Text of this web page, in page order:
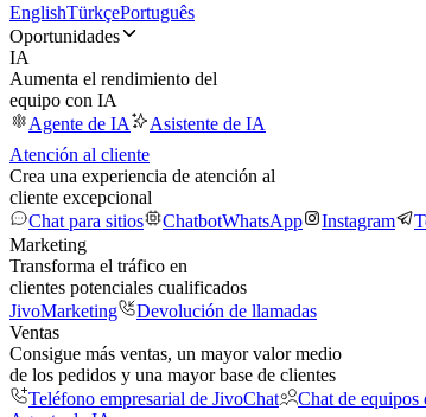
EnglishTürkçePortuguês
Oportunidades
IA
Aumenta el rendimiento del
equipo con IA
Agente de IA
Asistente de IA
Atención al cliente
Crea una experiencia de atención al
cliente excepcional
Chat para sitios
ChatbotWhatsApp Instagram
Marketing
Transforma el tráfico en
clientes potenciales cualificados
JivoMarketing
Devolución de llamadas
Ventas
Consigue más ventas, un mayor valor medio
de los pedidos y una mayor base de clientes
Teléfono empresarial de JivoChat
Chat de equipos